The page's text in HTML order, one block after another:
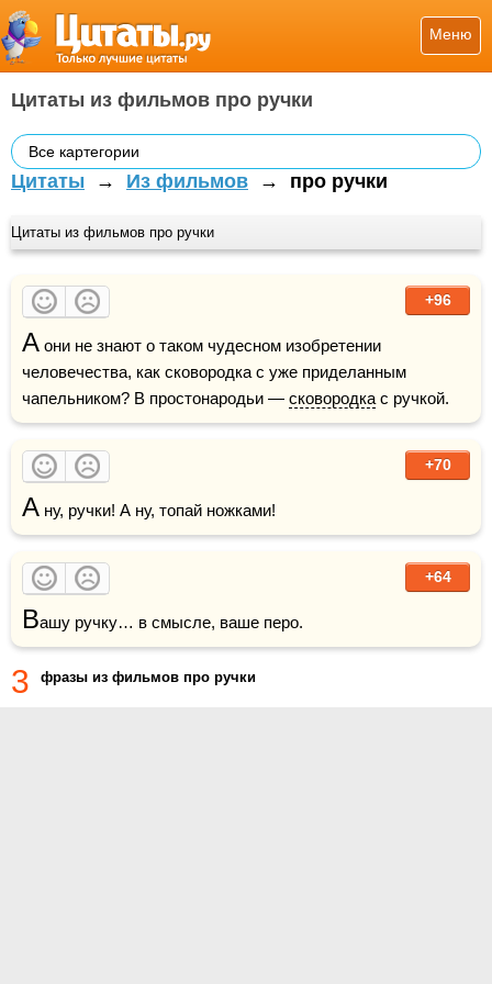
Меню
Цитаты из фильмов про ручки
Все картегории
Цитаты → Из фильмов → про ручки
Цитаты из фильмов про ручки
+96
А они не знают о таком чудесном изобретении
человечества, как сковородка с уже приделанным
чапельником? В простонародьи — сковородка с ручкой.
+70
А ну, ручки! А ну, топай ножками!
+64
Вашу ручку… в смысле, ваше перо.
3 фразы из фильмов про ручки